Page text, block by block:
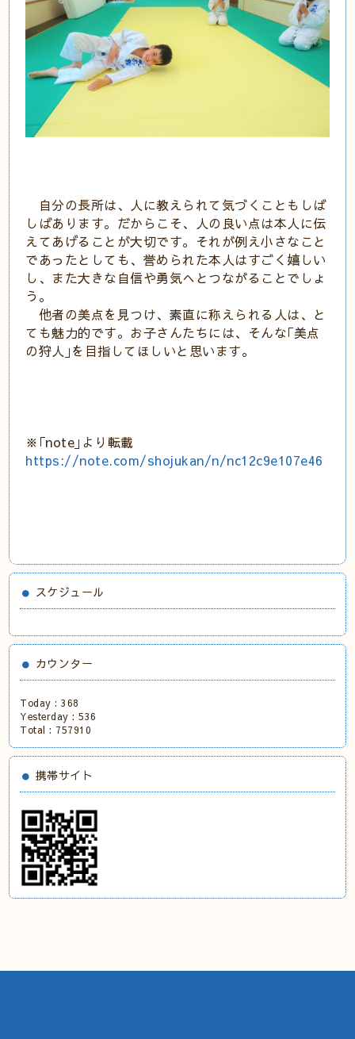
自分の長所は、人に教えられて気づくこともしば
しばあります。だからこそ、人の良い点は本人に伝
えてあげることが大切です。それが例え小さなこと
であったとしても、誉められた本人はすごく嬉しい
し、また大きな自信や勇気へとつながることでしょ
う。
他者の美点を見つけ、素直に称えられる人は、と
ても魅力的です。お子さんたちには、そんな｢美点
の狩人｣を目指してほしいと思います。
※｢note｣より転載
https://note.com/shojukan/n/nc12c9e107e46
スケジュール
カウンター
Today :368
Yesterday :536
Total : 757910
携帯サイト